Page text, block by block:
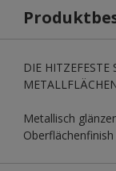
DIE HITZEFESTE
Metallisch
Oberflächenfinish